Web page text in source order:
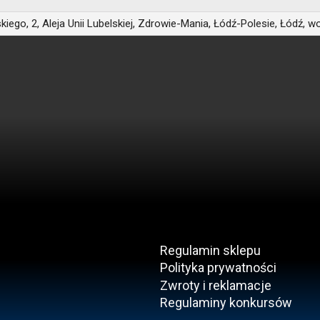
2, Aleja Unii Lubelskiej, Zdrowie-Mania, Łódź-Polesie, Łódź,
Regulamin sklepu
Polityka prywatności
Zwroty i reklamacje
Regulaminy konkursów